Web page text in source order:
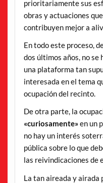
prioritariamente sus
obras y actuaciones
contribuyen mejor a
En todo este proceso,
dos últimos años, no
una plataforma tan
interesada en el tema
ocupación del recinto.
De otra parte, la
«curiosamente»en un
no hay un interés
pública sobre lo que
las reivindicaciones de
La tan aireada y